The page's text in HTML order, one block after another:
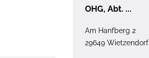
OHG, Abt. ...
Am Hanfberg 2
29649 Wietzendorf